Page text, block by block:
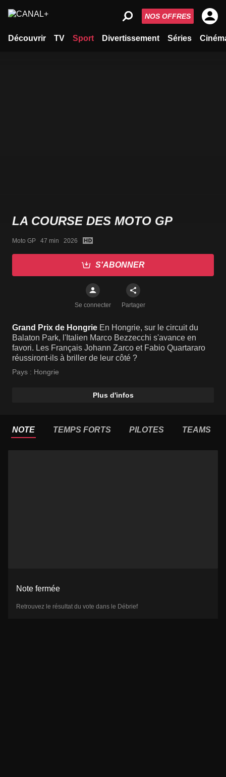
Découvrir TV Sport Divertissement Séries
NOS OFFRES
LA COURSE DES MOTO GP
Moto GP   47 min   2026
S'ABONNER
Se connecter Partager
Grand Prix de Hongrie En Hongrie, sur le circuit du
Balaton Park, l'Italien Marco Bezzecchi s'avance en
favori. Les Français Johann Zarco et Fabio Quartararo
réussiront-ils à briller de leur côté ?
Pays : Hongrie
Plus d'infos
NOTE TEMPS FORTS PILOTES TEAMS
Note fermée
Retrouvez le résultat du vote dans le Débrief